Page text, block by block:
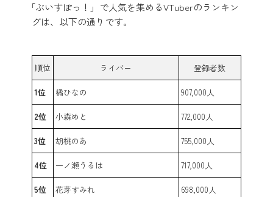
「ぶいすぽっ！」で人気を集めるVTuberのランキン
グは、以下の通りです。
順位 ライバー 登録者数
1位 橘ひなの 907,000人
2位 小森めと 772,000人
3位 胡桃のあ 755,000人
4位 一ノ瀬うるは 717,000人
5位 花芽すみれ 698,000人